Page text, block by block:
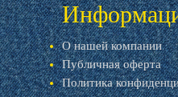
О нашей компании
Публичная оферта
Политика